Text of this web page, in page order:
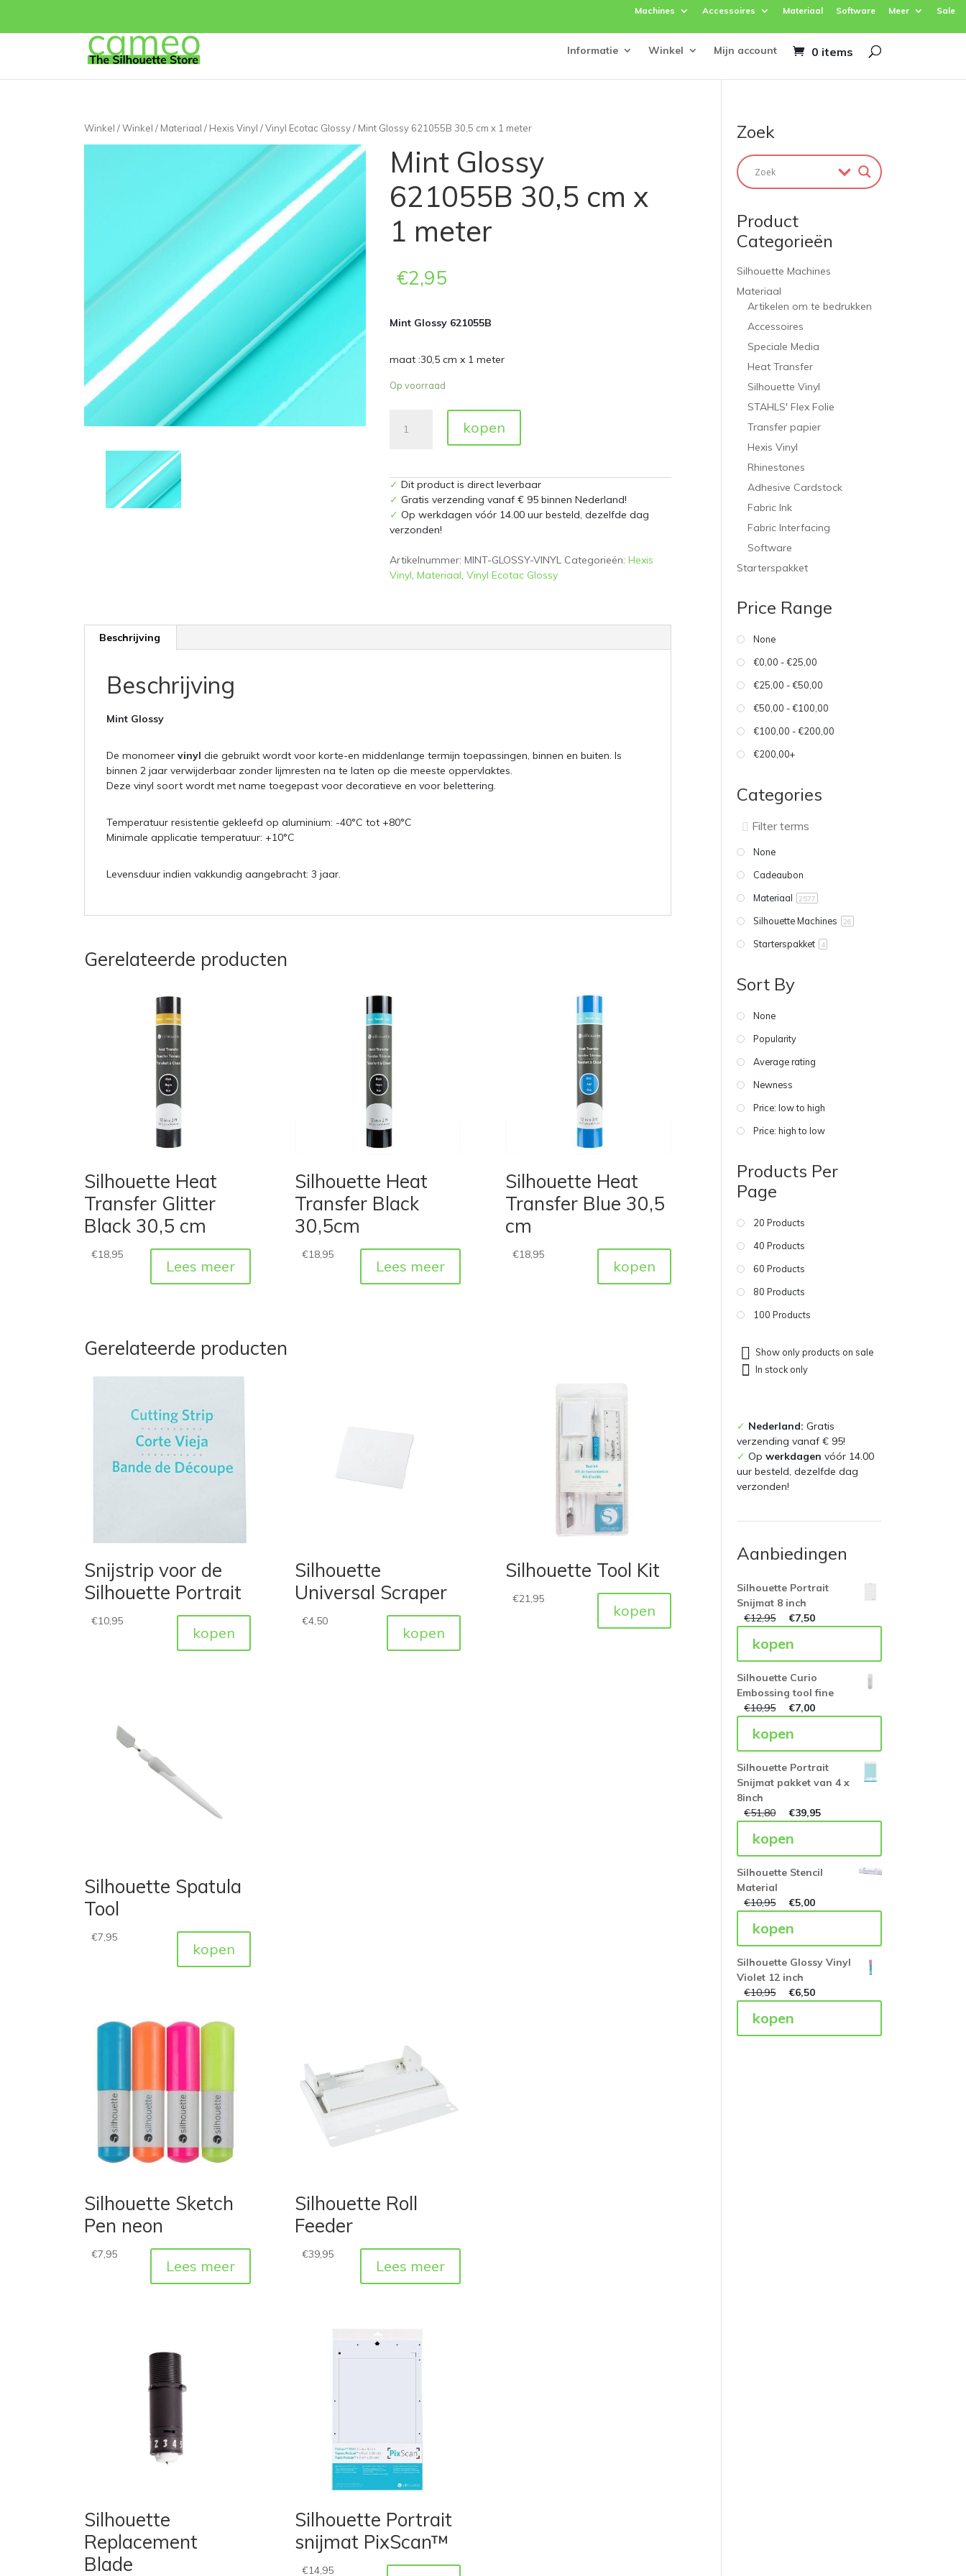
Machines Accessoires Materiaal Software Meer Sale
Informatie Winkel Mijn account 0 items
Winkel /Winkel / Materiaal / Hexis Vinyl /Vinyl Ecotac Glossy/ Mint Glossy 621055B 30,5 cm x 1 meter
Mint Glossy
621055B 30,5 cm x
1 meter
€2,95
Mint Glossy 621055B
maat :30,5 cm x 1 meter
Op voorraad
Glossy
cm
meter
aantal
kopen
✓ Dit product is direct leverbaar
✓ Gratis verzending vanaf € 95 binnen Nederland!
✓ Op werkdagen vóór 14.00 uur besteld, dezelfde dag
verzonden!
Artikelnummer: MINT-GLOSSY-VINYL Categorieën: Hexis
Vinyl, Materiaal, Vinyl Ecotac Glossy
Beschrijving
Beschrijving
Mint Glossy
De monomeer vinyl die gebruikt wordt voor korte-en middenlange termijn toepassingen, binnen en buiten. Is
binnen 2 jaar verwijderbaar zonder lijmresten na te laten op die meeste oppervlaktes.
Deze vinyl soort wordt met name toegepast voor decoratieve en voor belettering.
Temperatuur resistentie gekleefd op aluminium: -40°C tot +80°C
Minimale applicatie temperatuur: +10°C
Levensduur indien vakkundig aangebracht: 3 jaar.
Gerelateerde producten
Silhouette Heat
Transfer Glitter
Black 30,5 cm
€18,95
Lees meer
Silhouette Heat
Transfer Black
30,5cm
€18,95
Lees meer
Silhouette Heat
Transfer Blue 30,5
cm
€18,95
kopen
Gerelateerde producten
Snijstrip voor de
Silhouette Portrait
€10,95
kopen
Silhouette
Universal Scraper
€4,50
kopen
Silhouette Tool Kit
€21,95
kopen
Silhouette Spatula
Tool
€7,95
kopen
Silhouette Sketch
Pen neon
€7,95
Lees meer
Silhouette Roll
Feeder
€39,95
Lees meer
Silhouette
Replacement
Blade
Silhouette Portrait
snijmat PixScan™
€14,95
Zoek
Product
Categorieën
Silhouette Machines
Materiaal
Artikelen om te bedrukken
Accessoires
Speciale Media
Heat Transfer
Silhouette Vinyl
STAHLS' Flex Folie
Transfer papier
Hexis Vinyl
Rhinestones
Adhesive Cardstock
Fabric Ink
Fabric Interfacing
Software
Starterspakket
Price Range
None
€0,00 - €25,00
€25,00 - €50,00
€50,00 - €100,00
€100,00 - €200,00
€200,00+
Categories
None
Cadeaubon
Materiaal
2577
Silhouette Machines 26
Starterspakket 4
Sort By
None
Popularity
Average rating
Newness
Price: low to high
Price: high to low
Products Per
Page
20 Products
40 Products
60 Products
80 Products
100 Products
Show only products on sale
In stock only
✓ Nederland:Gratis
verzending vanaf € 95!
✓ Opwerkdagen vóór 14.00
uur besteld, dezelfde dag
verzonden!
Aanbiedingen
Silhouette Portrait
Snijmat 8 inch
€12,95 €7,50
kopen
Silhouette Curio
Embossing tool fine
€10,95 €7,00
kopen
Silhouette Portrait
Snijmat pakket van 4 x
8inch
€51,80 €39,95
kopen
Silhouette Stencil
Material
€10,95 €5,00
kopen
Silhouette Glossy Vinyl
Violet 12 inch
€10,95 €6,50
kopen